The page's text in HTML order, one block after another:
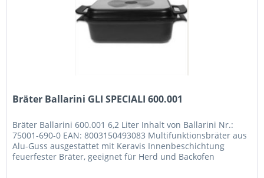
Bräter Ballarini GLI SPECIALI 600.001
Bräter Ballarini 600.001 6,2 Liter Inhalt von Ballarini Nr.:
75001-690-0 EAN: 8003150493083 Multifunktionsbräter aus
Alu-Guss ausgestattet mit Keravis Innenbeschichtung
feuerfester Bräter, geeignet für Herd und Backofen